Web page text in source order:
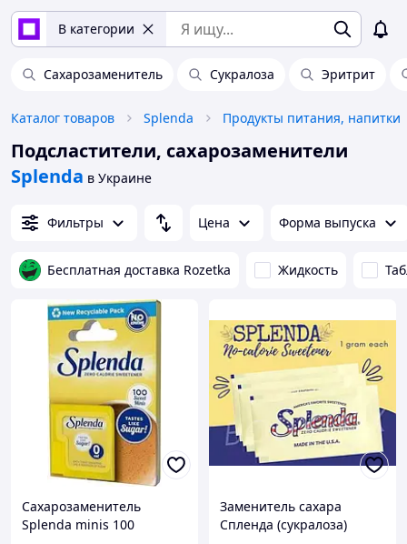
В категории
Сахарозаменитель Сукралоза Эритрит
Каталог товаров Splenda Продукты питания, напитки
Подсластители, сахарозаменители
Splenda в Украине
Фильтры Цена Форма выпуска
Бесплатная доставка Rozetka Жидкость
Сахарозаменитель
Splenda minis 100
Заменитель сахара
Спленда (сукралоза)